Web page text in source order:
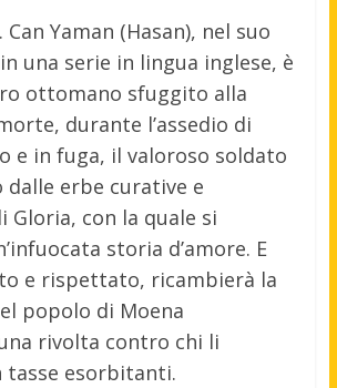
Can Yaman (Hasan), nel suo
una serie in lingua inglese, è
ottomano sfuggito alla
durante l’assedio di
e in fuga, il valoroso soldato
dalle erbe curative e
Gloria, con la quale si
storia d’amore. E
e rispettato, ricambierà la
popolo di Moena
rivolta contro chi li
tasse esorbitanti.